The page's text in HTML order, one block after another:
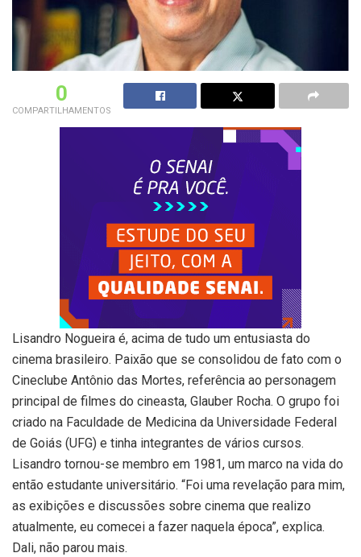
0
COMPARTILHAMENTOS
Lisandro Nogueira é, acima de tudo um entusiasta do
cinema brasileiro. Paixão que se consolidou de fato com o
Cineclube Antônio das Mortes, referência ao personagem
principal de filmes do cineasta, Glauber Rocha. O grupo foi
criado na Faculdade de Medicina da Universidade Federal
de Goiás (UFG) e tinha integrantes de vários cursos.
Lisandro tornou-se membro em 1981, um marco na vida do
então estudante universitário. “Foi uma revelação para mim,
as exibições e discussões sobre cinema que realizo
atualmente, eu comecei a fazer naquela época”, explica.
Dali, não parou mais.